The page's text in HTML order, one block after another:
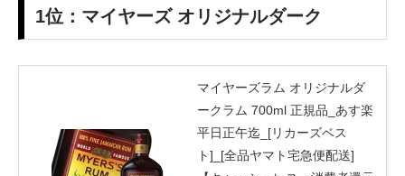
1位：マイヤーズ オリジナルダーク
マイヤーズラム オリジナルダ
ークラム 700ml 正規品_あす楽
平日正午迄_[リカーズベス
ト]_[全品ヤマト宅急便配送]